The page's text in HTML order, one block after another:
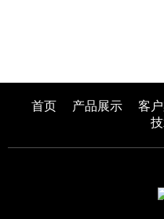
首页 产品展示 客